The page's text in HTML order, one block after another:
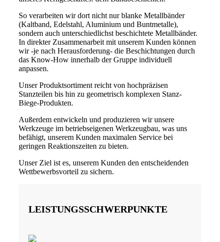
So verarbeiten wir dort nicht nur blanke Metallbänder
(Kaltband, Edelstahl, Aluminium und Buntmetalle),
sondern auch unterschiedlichst beschichtete Metallbänder.
In direkter Zusammenarbeit mit unserem Kunden können
wir -je nach Herausforderung- die Beschichtungen durch
das Know-How innerhalb der Gruppe individuell
anpassen.
Unser Produktsortiment reicht von hochpräzisen
Stanzteilen bis hin zu geometrisch komplexen Stanz-
Biege-Produkten.
Außerdem entwickeln und produzieren wir unsere
Werkzeuge im betriebseigenen Werkzeugbau, was uns
befähigt, unserem Kunden maximalen Service bei
geringen Reaktionszeiten zu bieten.
Unser Ziel ist es, unserem Kunden den entscheidenden
Wettbewerbsvorteil zu sichern.
LEISTUNGSSCHWERPUNKTE